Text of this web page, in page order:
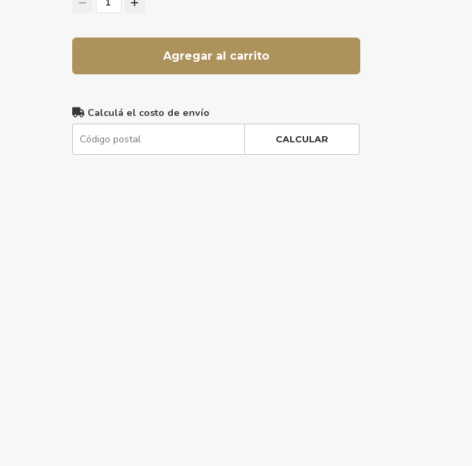
1
Agregar al carrito
Calculá el costo de envío
CALCULAR